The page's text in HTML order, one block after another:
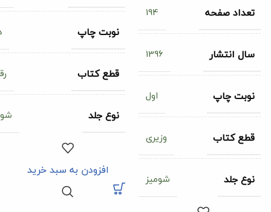
تعداد صفحه 194
سال انتشار 1396
نوبت چاپ اول
قطع کتاب وزیری
نوع جلد شومیز
نوبت چاپ
قطع کتاب
نوع جلد
افزودن به سبد خرید